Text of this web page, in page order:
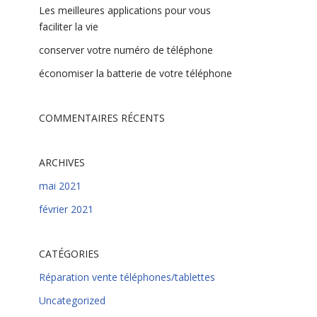
Les meilleures applications pour vous
faciliter la vie
conserver votre numéro de téléphone
économiser la batterie de votre téléphone
COMMENTAIRES RÉCENTS
ARCHIVES
mai 2021
février 2021
CATÉGORIES
Réparation vente téléphones/tablettes
Uncategorized